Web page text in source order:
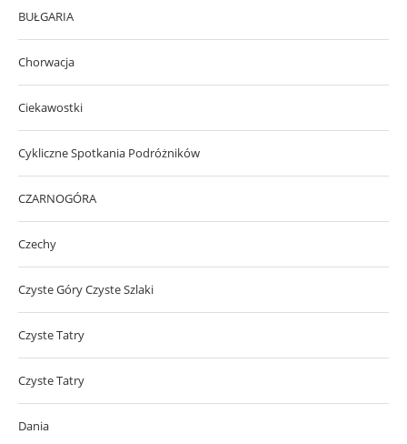
BUŁGARIA
Chorwacja
Ciekawostki
Cykliczne Spotkania Podróżników
CZARNOGÓRA
Czechy
Czyste Góry Czyste Szlaki
Czyste Tatry
Czyste Tatry
Dania